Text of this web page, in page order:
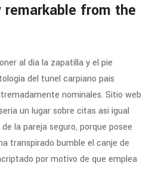
from the
al dia la zapatilla y el pie
del tunel carpiano pais
nominales. Sitio web
un lugar sobre citas asi­ igual
la pareja seguro, porque posee
transpirado bumble el canje de
por motivo de que emplea